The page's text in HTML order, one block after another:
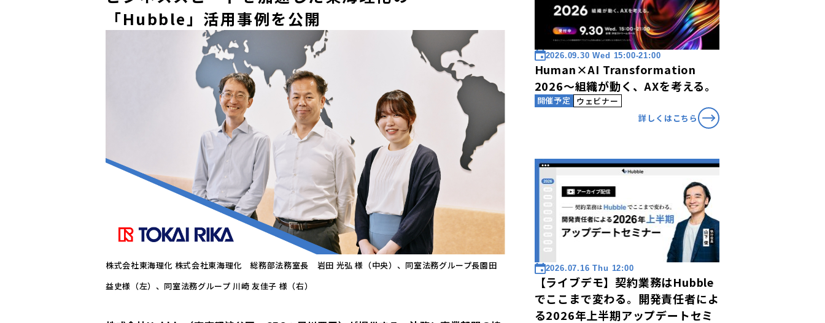
「Hubble」活用事例を公開
株式会社東海理化 株式会社東海理化 総務部法務室長 岩田 光弘 様（中央）、同室法務グループ長園田
益史様（左）、同室法務グループ 川崎 友佳子 様（右）
2026.09.30 Wed 15:00-21:00
Human×AI Transformation
2026〜組織が動く、AXを考える。
開催予定
ウェビナー
詳しくはこちら
2026.07.16 Thu 12:00
【ライブデモ】契約業務はHubble
でここまで変わる。開発責任者によ
る2026年上半期アップデートセミ